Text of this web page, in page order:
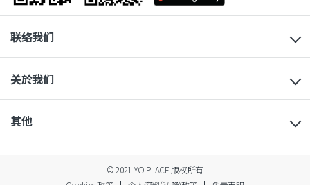
联络我们
关於我们
其他
© 2021 YO PLACE 版权所有